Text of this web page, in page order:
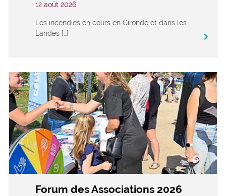
12 août 2026
Les incendies en cours en Gironde et dans les
Landes […]
keyboard_arrow_right
Forum des Associations 2026